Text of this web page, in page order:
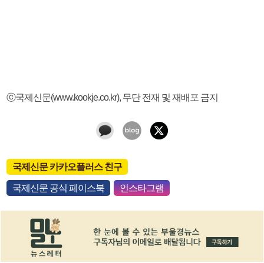
ⓒ국제신문(www.kookje.co.kr), 무단 전재 및 재배포 금지
국제신문 카카오플러스 친구
국제신문 공식 페이스북 인스타그램